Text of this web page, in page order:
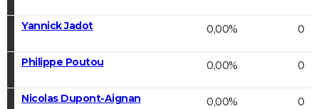
Yannick Jadot 0,00% 0
Philippe Poutou 0,00% 0
Nicolas Dupont-Aignan 0,00% 0